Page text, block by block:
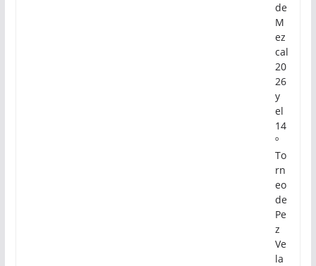
de
M
ez
cal
20
26
y
el
14
º
To
rn
eo
de
Pe
z
Ve
la